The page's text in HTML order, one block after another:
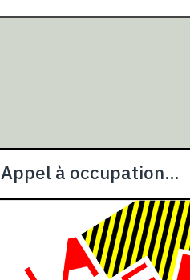
Appel à occupation…